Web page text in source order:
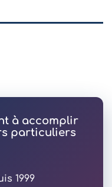
à accomplir
particuliers
1999